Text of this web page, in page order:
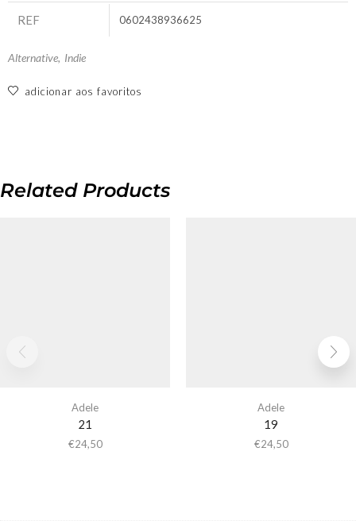
REF 0602438936625
Alternative, Indie
adicionar aos favoritos
Related Products
Adele
21
€24,50
Adele
19
€24,50